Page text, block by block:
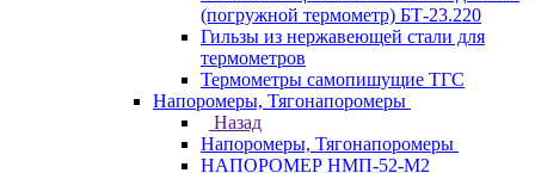
(погружной термометр) БТ-23.220
Гильзы из нержавеющей стали для
термометров
Термометры самопишущие ТГС
Напоромеры, Тягонапоромеры
Назад
Напоромеры, Тягонапоромеры
НАПОРОМЕР НМП-52-М2